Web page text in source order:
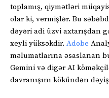
toplamış, qiymətləri
olar ki, vermişlər. Bu
dəyəri adi üzvi axtarışdan
xeyli yüksəkdir. Adobe
məlumatlarına əsaslanan
Gemini və digər AI
davranışını kökündən